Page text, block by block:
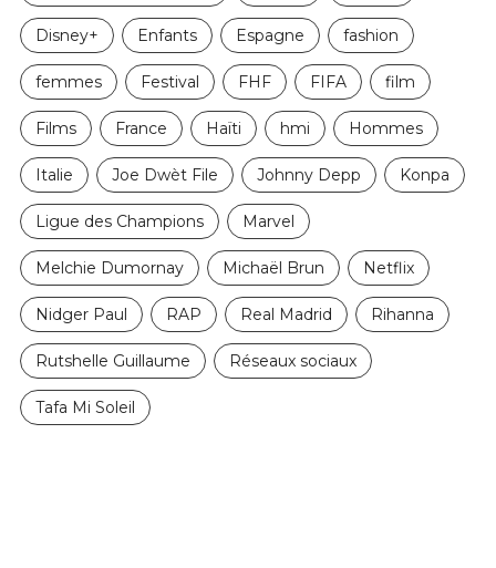
Disney+ Enfants Espagne fashion
femmes Festival FHF FIFA film
Films France Haïti hmi Hommes
Italie Joe Dwèt File Johnny Depp Konpa
Ligue des Champions Marvel
Melchie Dumornay Michaël Brun Netflix
Nidger Paul RAP Real Madrid Rihanna
Rutshelle Guillaume Réseaux sociaux
Tafa Mi Soleil